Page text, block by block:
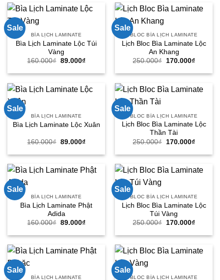
170.000₫.
Sale
BÌA LỊCH LAMINATE
Bìa Lịch Laminate Lộc Túi
Vàng
160.000₫ Giá
là:
89.000₫Giá
tại
89.000₫.
Sale
BLOC BÌA LỊCH LAMINATE
Lịch Bloc Bìa Laminate Lộc
An Khang
250.000₫
Giá
là:
170.000₫Giá
tại
Sale
BÌA LỊCH LAMINATE
Bìa Lịch Laminate Lộc Xuân
160.000₫ Giá
là:
89.000₫Giá
tại
89.000₫.
Sale
BLOC BÌA LỊCH LAMINATE
Lịch Bloc Bìa Laminate Lộc
Thần Tài
250.000₫
Giá
là:
170.000₫Giá
tại
Sale
BÌA LỊCH LAMINATE
Bìa Lịch Laminate Phật
Adida
160.000₫ Giá
là:
89.000₫Giá
tại
89.000₫.
Sale
BLOC BÌA LỊCH LAMINATE
Lịch Bloc Bìa Laminate Lộc
Túi Vàng
250.000₫
Giá
là:
170.000₫Giá
tại
Sale
BÌA LỊCH LAMINATE
Sale
BLOC BÌA LỊCH LAMINATE